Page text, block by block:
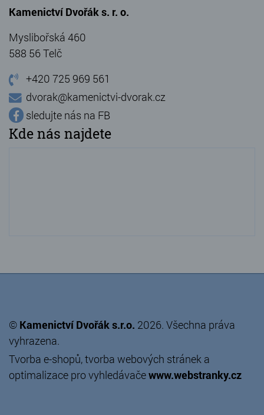
Kamenictví Dvořák s. r. o.
Myslibořská 460
588 56 Telč
+420 725 969 561
dvorak@kamenictvi-dvorak.cz
sledujte nás na FB
Kde nás najdete
© Kamenictví Dvořák s.r.o. 2026. Všechna práva
vyhrazena.
Tvorba e-shopů,tvorba webových stránek a
optimalizace pro vyhledávačewww.webstranky.cz